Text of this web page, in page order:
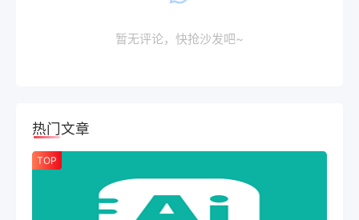
暂无评论，快抢沙发吧~
热门文章
TOP